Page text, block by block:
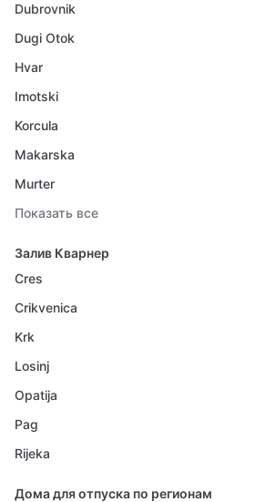
Dubrovnik
Dugi Otok
Hvar
Imotski
Korcula
Makarska
Murter
Показать все
Залив Кварнер
Cres
Crikvenica
Krk
Losinj
Opatija
Pag
Rijeka
Дома для отпуска по регионам